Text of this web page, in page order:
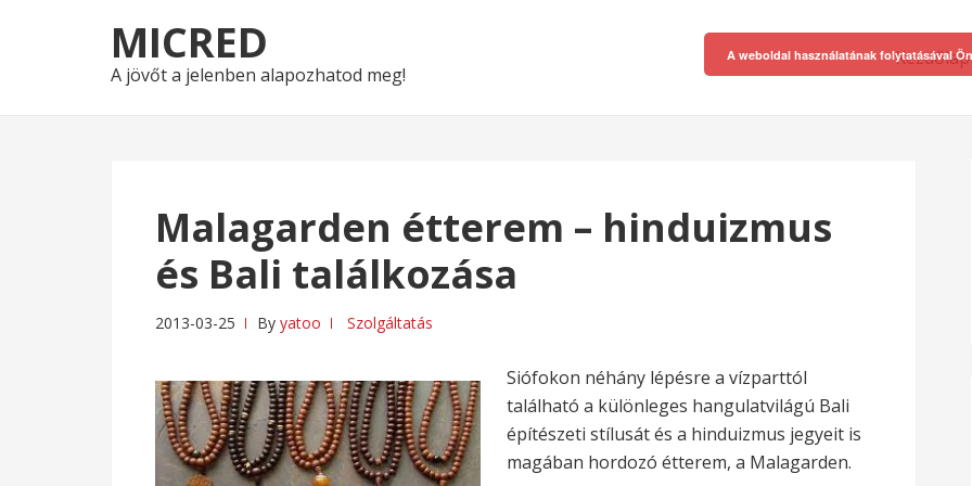
to
navigation
to
content
MICRED
A jövőt a jelenben alapozhatod meg!
Kezdőlap
Malagarden étterem – hinduizmus
és Bali találkozása
2013-03-25 By yatoo Szolgáltatás
Siófokon néhány lépésre a vízparttól
található a különleges hangulatvilágú Bali
építészeti stílusát és a hinduizmus jegyeit is
magában hordozó étterem, a Malagarden.
A weboldal használatának folytatásával